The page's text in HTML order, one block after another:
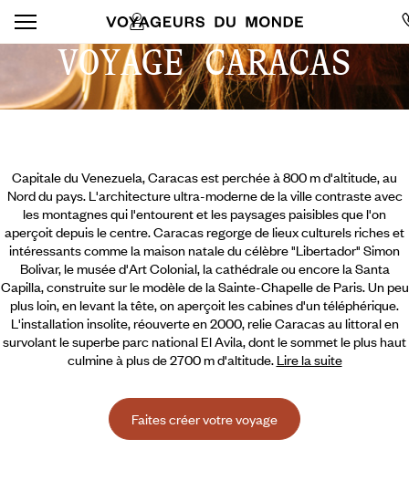
VOYAGE CARACAS
Capitale du Venezuela, Caracas est perchée à 800 m d'altitude, au
Nord du pays. L'architecture ultra-moderne de la ville contraste avec
les montagnes qui l'entourent et les paysages paisibles que l'on
aperçoit depuis le centre. Caracas regorge de lieux culturels riches et
intéressants comme la maison natale du célèbre "Libertador" Simon
Bolivar, le musée d'Art Colonial, la cathédrale ou encore la Santa
Capilla, construite sur le modèle de la Sainte-Chapelle de Paris. Un peu
plus loin, en levant la tête, on aperçoit les cabines d'un téléphérique.
L'installation insolite, réouverte en 2000, relieCaracas au littoral en
survolant le superbe parc national El Avila, dont le sommet le plus haut
culmine à plus de 2700 m d'altitude. Lire la suite
Faites créer votre voyage